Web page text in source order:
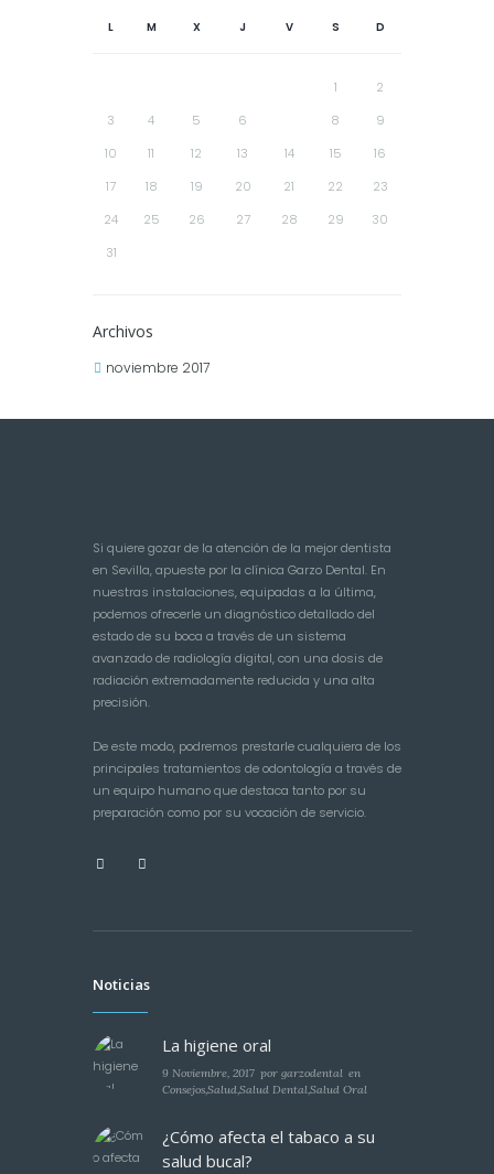
L M X J V S D
1
2
3
4 5 6 8
9
10
11 12 13 14 15
16
17
18 19 20 21 22
23
24
25 26 27 28 29
30
31
Archivos
noviembre 2017
Si quiere gozar de la atención de la mejor dentista
en Sevilla, apueste por la clínica Garzo Dental. En
nuestras instalaciones, equipadas a la última,
podemos ofrecerle un diagnóstico detallado del
estado de su boca a través de un sistema
avanzado de radiología digital, con una dosis de
radiación extremadamente reducida y una alta
precisión.
De este modo, podremos prestarle cualquiera de los
principales tratamientos de odontología a través de
un equipo humano que destaca tanto por su
preparación como por su vocación de servicio.
Noticias
La higiene oral
9 Noviembre, 2017 porgarzodental en
Consejos,Salud,Salud Dental,Salud Oral
¿Cómo afecta el tabaco a su
salud bucal?